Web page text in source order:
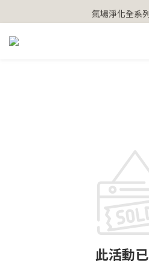
【官網獨家】首次消費 不限金
氣場淨化全系
【官網獨家】首次消費 不限金
此活動